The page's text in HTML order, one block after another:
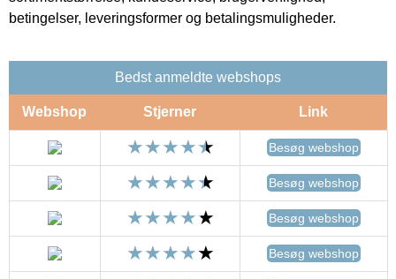
betingelser, leveringsformer og betalingsmuligheder.
Bedst anmeldte webshops
Webshop Stjerner Link
Besøg webshop
Besøg webshop
Besøg webshop
Besøg webshop